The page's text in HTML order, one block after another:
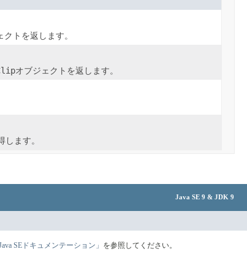
クトを返します。
オブジェクトを返します。
ます。
Java SE 9 & JDK 9
Java SEドキュメンテーション」 を参照してください。